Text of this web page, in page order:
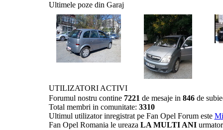
Ultimele poze din Garaj
UTILIZATORI ACTIVI
Forumul nostru contine 7221de mesaje in 846de
Total membri in comunitate: 3310
Ultimul utilizator inregistrat pe Fan Opel Forum este
Fan Opel Romania le ureaza LA MULTI ANI